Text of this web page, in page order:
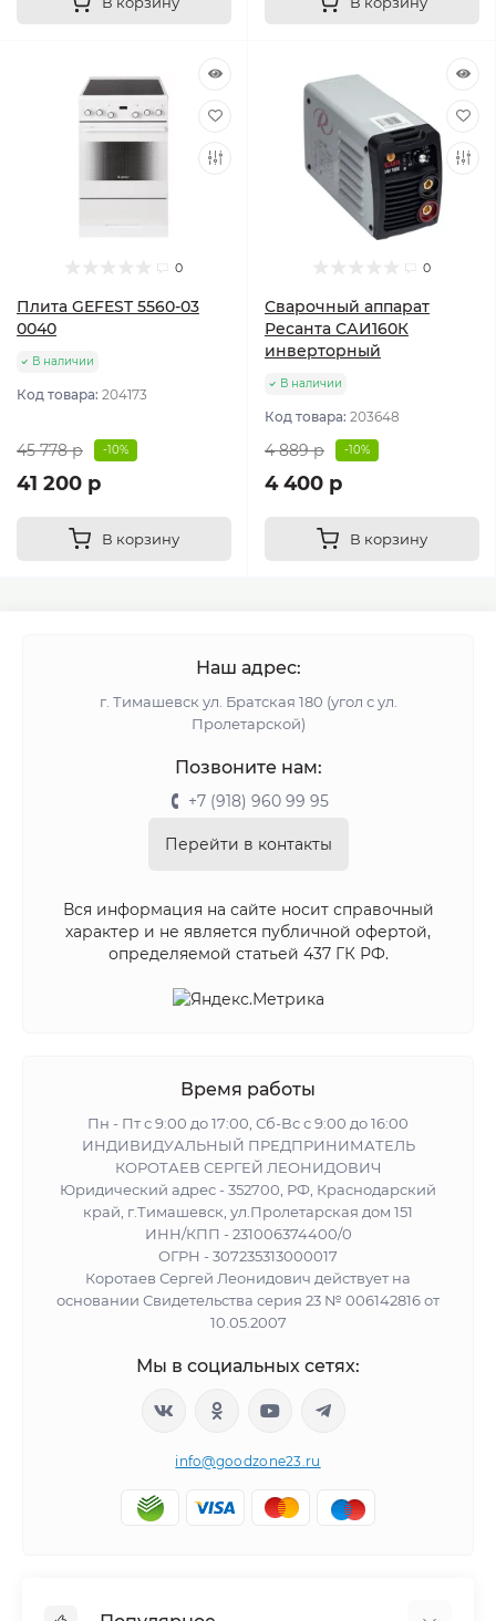
0
Плита GEFEST 5560-03
0040
В наличии
Код товара: 204173
45 778 р -10%
41 200 р
В корзину
0
Сварочный аппарат
Ресанта САИ160К
инверторный
В наличии
Код товара: 203648
4 889 р -10%
4 400 р
В корзину
Наш адрес:
г. Тимашевск ул. Братская 180 (угол с ул.
Пролетарской)
Позвоните нам:
+7 (918) 960 99 95
Перейти в контакты
Вся информация на сайте носит справочный
характер и не является публичной офертой,
определяемой статьей 437 ГК РФ.
Время работы
Пн - Пт с 9:00 до 17:00, Сб-Вс с 9:00 до 16:00
ИНДИВИДУАЛЬНЫЙ ПРЕДПРИНИМАТЕЛЬ
КОРОТАЕВ СЕРГЕЙ ЛЕОНИДОВИЧ
Юридический адрес - 352700, РФ, Краснодарский
край, г.Тимашевск, ул.Пролетарская дом 151
ИНН/КПП - 231006374400/0
ОГРН - 307235313000017
Коротаев Сергей Леонидович действует на
основании Свидетельства серия 23 № 006142816 от
10.05.2007
Мы в социальных сетях:
info@goodzone23.ru